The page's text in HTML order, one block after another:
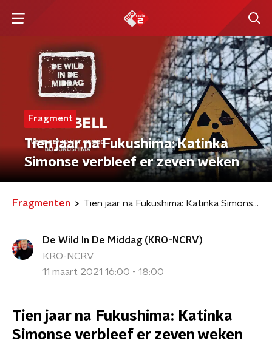
Fragment
Tien jaar na Fukushima: Katinka
Simonse verbleef er zeven weken
Fragmenten Tien jaar na Fukushima: Katinka Simonse verbleef er zeven weken
De Wild In De Middag (KRO-NCRV)
KRO-NCRV
11 maart 2021 16:00 - 18:00
Tien jaar na Fukushima: Katinka
Simonse verbleef er zeven weken